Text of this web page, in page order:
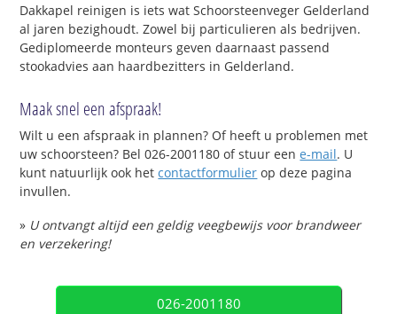
Dakkapel reinigen is iets wat Schoorsteenveger Gelderland
al jaren bezighoudt. Zowel bij particulieren als bedrijven.
Gediplomeerde monteurs geven daarnaast passend
stookadvies aan haardbezitters in Gelderland.
Maak snel een afspraak!
Wilt u een afspraak in plannen? Of heeft u problemen met
uw schoorsteen? Bel 026-2001180 of stuur eene-mail. U
kunt natuurlijk ook hetcontactformulier op deze pagina
invullen.
» U ontvangt altijd een geldig veegbewijs voor brandweer
en verzekering!
026-2001180